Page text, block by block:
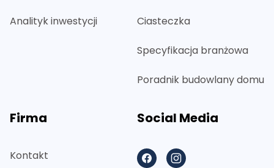
Analityk inwestycji Ciasteczka
Specyfikacja branżowa
Poradnik budowlany domu
Firma
Kontakt
Social Media